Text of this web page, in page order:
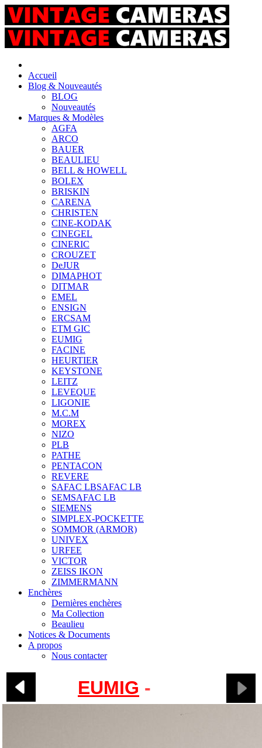
Accueil
Blog & Nouveautés
BLOG
Nouveautés
Marques & Modèles
AGFA
ARCO
BAUER
BEAULIEU
BELL & HOWELL
BOLEX
BRISKIN
CARENA
CHRISTEN
CINE-KODAK
CINEGEL
CINERIC
CROUZET
DeJUR
DIMAPHOT
DITMAR
EMEL
ENSIGN
ERCSAM
ETM GIC
EUMIG
FACINE
HEURTIER
KEYSTONE
LEITZ
LEVEQUE
LIGONIE
M.C.M
MOREX
NIZO
PLB
PATHE
PENTACON
REVERE
SAFAC LBSAFAC LB
SEMSAFAC LB
SIEMENS
SIMPLEX-POCKETTE
SOMMOR (ARMOR)
UNIVEX
URFEE
VICTOR
ZEISS IKON
ZIMMERMANN
Enchères
Dernières enchères
Ma Collection
Beaulieu
Notices & Documents
A propos
Nous contacter
EUMIG -